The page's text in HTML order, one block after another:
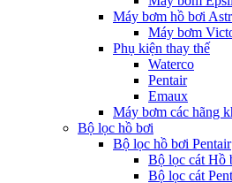
Máy bơm hồ bơi
Máy bơm
Phụ kiện thay thế
Waterco
Pentair
Emaux
Máy bơm các hãng
Bộ lọc hồ bơi
Bộ lọc hồ bơi Pentair
Bộ lọc cát Hồ
Bộ lọc cát